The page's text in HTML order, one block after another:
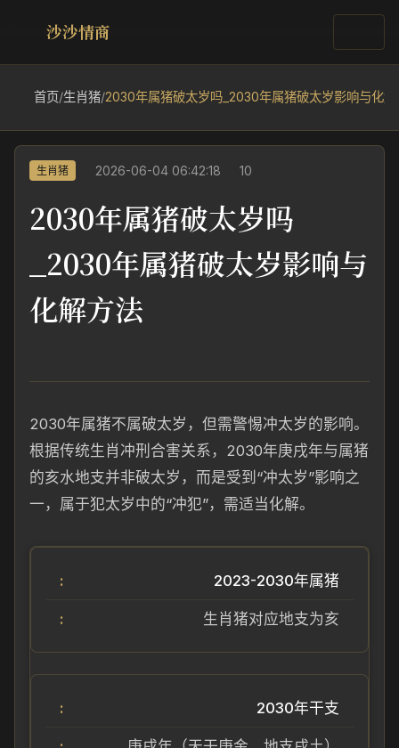
沙沙情商
首页/生肖猪/2030年属猪破太岁吗_2030年属猪破太岁影响与化解
生肖猪 2026-06-04 06:42:18 10
2030年属猪破太岁吗
_2030年属猪破太岁影响与
化解方法
2030年属猪不属破太岁，但需警惕冲太岁的影响。
根据传统生肖冲刑合害关系，2030年庚戌年与属猪
的亥水地支并非破太岁，而是受到“冲太岁”影响之
一，属于犯太岁中的“冲犯”，需适当化解。
2023-2030年属猪
生肖猪对应地支为亥
2030年干支